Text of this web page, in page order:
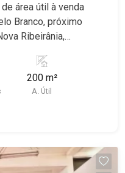
área útil à venda
Branco, próximo
Ribeirânia,
Imobiliária
Martinelli
200 m²
A. Útil